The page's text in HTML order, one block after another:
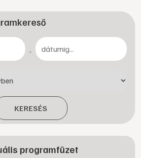
-
KERESÉS
programfüzet